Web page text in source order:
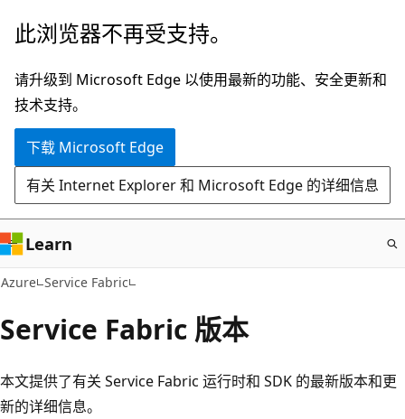
跳
主
要
内
此浏览器不再受支持。
请升级到 Microsoft Edge 以使用最新的功能、安全更新和
技术支持。
下载 Microsoft Edge
有关 Internet Explorer 和 Microsoft Edge 的详细信息
Learn
Azure Service Fabric
Service Fabric 版本
本文提供了有关 Service Fabric 运行时和 SDK 的最新版本和更
新的详细信息。